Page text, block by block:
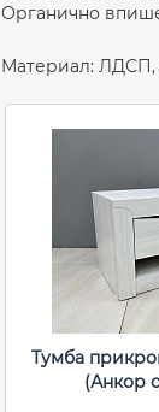
Органично
Материал:
Тумба
(Анкор